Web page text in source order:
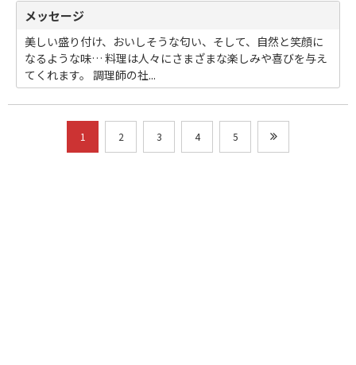
メッセージ
美しい盛り付け、おいしそうな匂い、そして、自然と笑顔に
なるような味… 料理は人々にさまざまな楽しみや喜びを与え
てくれます。 調理師の社...
1 2 3 4 5